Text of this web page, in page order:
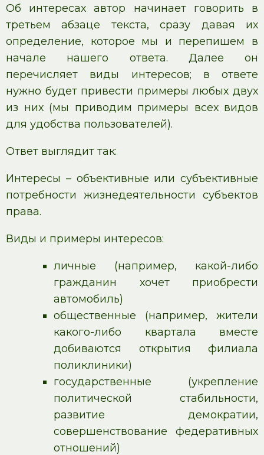
Об интересах автор начинает говорить в
третьем абзаце текста, сразу давая их
определение, которое мы и перепишем в
начале нашего ответа. Далее он
перечисляет виды интересов; в ответе
нужно будет привести примеры любых двух
из них (мы приводим примеры всех видов
для удобства пользователей).
Ответ выглядит так:
Интересы – объективные или субъективные
потребности жизнедеятельности субъектов
права.
Виды и примеры интересов:
личные (например, какой-либо
гражданин хочет приобрести
автомобиль)
общественные (например, жители
какого-либо квартала вместе
добиваются открытия филиала
поликлиники)
государственные (укрепление
политической стабильности,
развитие демократии,
совершенствование федеративных
отношений)